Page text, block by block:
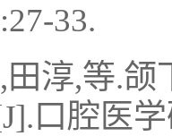
33.
淳,等.颌
口腔医